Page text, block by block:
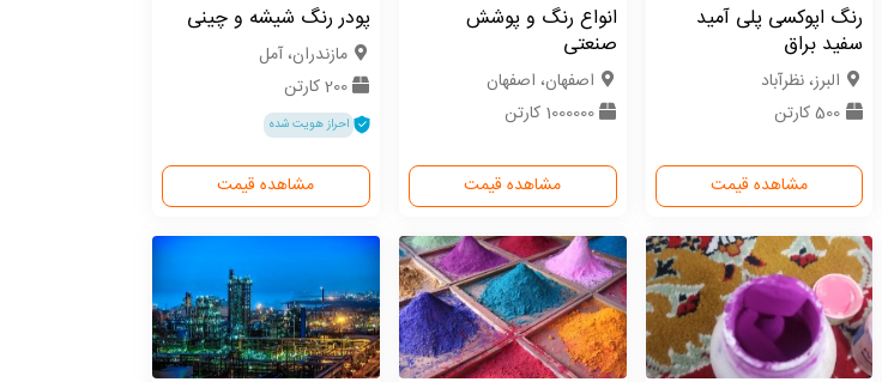
رنگ اپوکسی پلی آمید
سفید براق
البرز، نظرآباد
500 کارتن
مشاهده قیمت
انواع رنگ و پوشش
صنعتی
اصفهان، اصفهان
1000000 کارتن
مشاهده قیمت
پودر رنگ شیشه و چینی
مازندران، آمل
200 کارتن
احراز هویت شده
مشاهده قیمت